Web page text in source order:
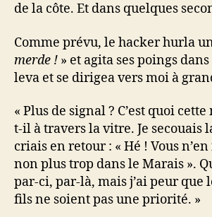
de la côte. Et dans quelques
Comme prévu, le hacker hurla
merde ! » et agita ses poings
leva et se dirigea vers moi à
« Plus de signal ? C’est quoi
t-il à travers la vitre. Je secouais
criais en retour : « Hé ! Vous n’en
non plus trop dans le Marais ».
par-ci, par-là, mais j’ai peur que
fils ne soient pas une priorité. »